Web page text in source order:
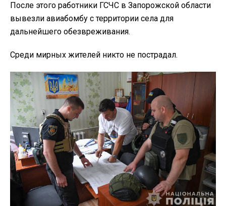
После этого работники ГСЧС в Запорожской области
вывезли авиабомбу с территории села для
дальнейшего обезвреживания.
Среди мирных жителей никто не пострадал.